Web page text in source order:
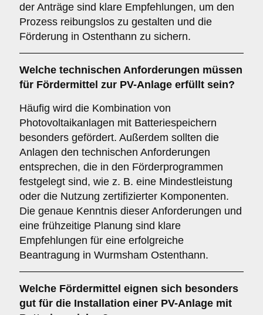
der Anträge sind klare Empfehlungen, um den
Prozess reibungslos zu gestalten und die
Förderung in Ostenthann zu sichern.
Welche technischen Anforderungen müssen
für Fördermittel zur PV-Anlage erfüllt sein?
Häufig wird die Kombination von
Photovoltaikanlagen mit Batteriespeichern
besonders gefördert. Außerdem sollten die
Anlagen den technischen Anforderungen
entsprechen, die in den Förderprogrammen
festgelegt sind, wie z. B. eine Mindestleistung
oder die Nutzung zertifizierter Komponenten.
Die genaue Kenntnis dieser Anforderungen und
eine frühzeitige Planung sind klare
Empfehlungen für eine erfolgreiche
Beantragung in Wurmsham Ostenthann.
Welche Fördermittel eignen sich besonders
gut für die Installation einer PV-Anlage mit